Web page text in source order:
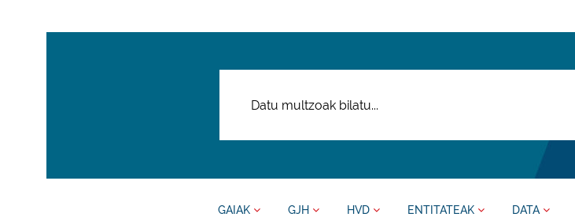
GAIAK GJH HVD ENTITATEAK DATA